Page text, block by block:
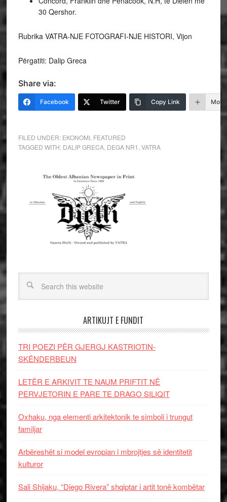
30 Qershor.
Rubrika VATRA-NJE FOTOGRAFI-NJE HISTORI, Vijon
Përgatiti: Dalip Greca
Share via:
Facebook Twitter Copy Link More
FILED UNDER: EKONOMI, FEATURED
TAGGED WITH: DALIP GRECA, DEGA NR1 VATRA
ARTIKUJT E FUNDIT
TRI POEZI PËR GJERGJ KASTRIOTIN-
SKËNDERBEUN
LETËR E ARKIVIT TE NAUM PRIFTIT NË
PERVJETORIN E PARE TE DRAGO SILIQIT
Oxhaku, nga elementi arkitektonik te simboli i trungut
familjar
Arbëreshët si model evropian i mbrojtjes së identitetit
kulturor
Sali Shijaku, “Diego Rivera” shqiptar i artit tonë kombëtar